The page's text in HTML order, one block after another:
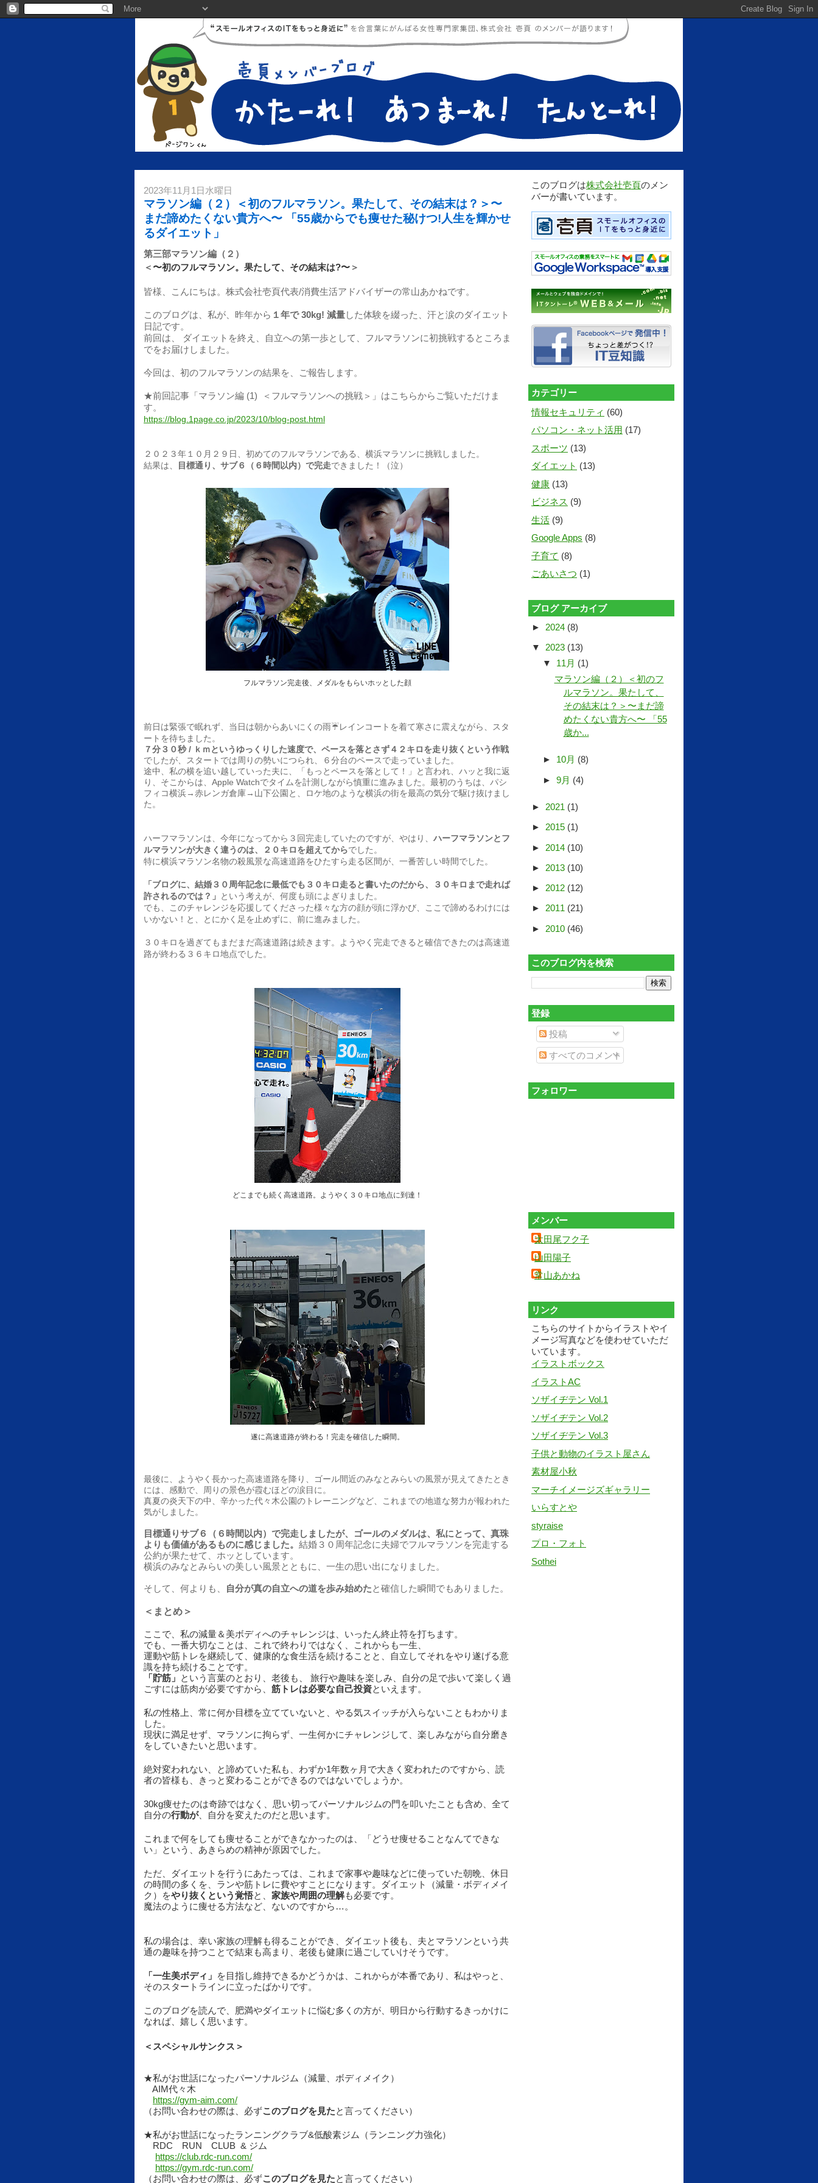
2023年11月1日水曜日
マラソン編（２）＜初のフルマラソン。果たして、その結末は？＞〜
まだ諦めたくない貴方へ〜 「55歳からでも痩せた秘けつ!人生を輝かせ
るダイエット」
第三部マラソン編（２）
＜ 〜初のフルマラソン。果たして、その結末は?〜＞
皆様、こんにちは。株式会社壱頁代表/消費生活アドバイザーの常山あかねです。
このブログは、私が、昨年から １年で 30kg! 減量した体験を綴った、汗と涙のダイエット
日記です。
前回は、 ダイエットを終え、自立への第一歩として、フルマラソンに初挑戦する ところま
でをお届けしました。
今回は、初のフルマラソンの結果を、ご報告します。
★前回記事「マラソン編 (1) ＜フルマラソンへの挑戦＞ 」 はこちらからご覧いただけま
す。
https://blog.1page.co.jp/2023/10/blog-post.html
２０２３年１０月２９日、初めてのフルマラソンである、横浜マラソンに挑戦しました。
結果は、
目標通り、サブ６（６時間以内）で完走できました！（泣）
フルマラソン完走後、メダルをもらいホッとした顔
前日は緊張で眠れず、当日は朝からあいにくの雨☔️レインコートを着て寒さに震えながら、スタ
ートを待ちました。
７分３０秒 / ｋｍというゆっくりした速度で、ペースを落とさず４２キロを走り抜くという作戦
でしたが、スタートでは周りの勢いにつられ、６分台のペースで走っていました。
途中、私の横を追い越していった夫に、「もっとペースを落として！」と言われ、ハッと我に返
り、そこからは、Apple Watchでタイムを計測しながら慎重に進みました。最初のうちは、パシ
フィコ横浜→赤レンガ倉庫→山下公園と、ロケ地のような横浜の街を最高の気分で駆け抜けまし
た。
ハーフマラソンは、今年になってから３回完走していたのですが、やはり、 ハーフマラソンとフ
ルマラソンが大きく違うのは、
２０キロを超えてからでした。
特に横浜マラソン名物の殺風景な高速道路をひたすら走る区間が、一番苦しい時間でした。
「ブログに、結婚３０周年記念に最低でも３０キロ走ると書いたのだから、３０キロまで走れば
許されるのでは？」 という考えが、何度も頭によぎりました。
でも、このチャレンジを応援してくださった様々な方の顔が頭に浮かび、ここで諦めるわけには
いかない！と、とにかく足を止めずに、前に進みました。
３０キロを過ぎてもまだまだ高速道路は続きます。ようやく完走できると確信できたのは高速道
路が終わる３６キロ地点でした。
どこまでも続く高速道路。ようやく３０キロ地点に到達！
遂に高速道路が終わる！完走を確信した瞬間。
最後に、ようやく長かった高速道路を降り、ゴール間近のみなとみらいの風景が見えてきたとき
には、感動で、周りの景色が霞むほどの涙目に。
真夏の炎天下の中、辛かった代々木公園のトレーニングなど、これまでの地道な努力が報われた
気がしました。
目標通りサブ６（６時間以内）で完走しましたが、ゴールのメダルは、私にとって、真珠
よりも価値があるものに感じました。 結婚３０周年記念に夫婦でフルマラソンを完走する
公約が果たせて、ホッとしています。
横浜のみなとみらいの美しい風景とともに、一生の思い出になりました。
そして、何よりも、 自分が真の自立への道を歩み始めたと確信した瞬間でもありました。
＜まとめ＞
ここで、私の減量＆美ボディへのチャレンジは、いったん終止符を打ちます。
でも、一番大切なことは、これで終わりではなく、これからも一生、
運動や筋トレを継続して、健康的な食生活を続けることと、自立してそれをやり遂げる意
識を持ち続けることです。
「貯筋」
という言葉のとおり、老後も、 旅行や趣味を楽しみ、自分の足で歩いて楽しく過
ごすには筋肉が必要ですから、 筋トレは必要な自己投資といえます。
私の性格上、常に何か目標を立てていないと、 やる気スイッチが入らないこともわかりま
した。
現状に満足せず、マラソンに拘らず、一生何かにチャレンジして、楽しみながら自分磨き
をしていきたいと思います。
絶対変われない、と諦めていた私も、わずか1年数ヶ月で大きく変われたのですから、読
者の皆様も、きっと変わることができるのではないでしょうか。
30kg痩せたのは奇跡ではなく、思い切ってパーソナルジムの門を叩いたことも含め、全て
自分の行動が、自分を変えたのだと思います。
これまで何をしても痩せることができなかったのは、「どうせ痩せることなんてできな
い」という、あきらめの精神が原因でした。
ただ、ダイエットを行うにあたっては、これまで家事や趣味などに使っていた朝晩、休日
の時間の多くを、ランや筋トレに費やすことになります。ダイエット（減量・ボディメイ
ク）をやり抜くという覚悟と、 家族や周囲の理解も必要です。
魔法のように痩せる方法など、ないのですから…。
私の場合は、幸い家族の理解も得ることができ、ダイエット後も、夫とマラソンという共
通の趣味を持つことで結束も高まり、老後も健康に過ごしていけそうです。
「一生美ボディ」
を目指し維持できるかどうかは、これからが本番であり、私はやっと、
そのスタートラインに立ったばかりです。
このブログを読んで、肥満やダイエットに悩む多くの方が、明日から行動するきっかけに
なれば、嬉しく思います。
＜スペシャルサンクス＞
★私がお世話になったパーソナルジム（減量、ボディメイク）
AIM代々木
https://gym-aim.com/
（お問い合わせの際は、必ずこのブログを見たと言ってください）
★私がお世話になったランニングクラブ&低酸素ジム（ランニング力強化）
RDC　RUN　CLUB  & ジム
https://club.rdc-run.com/
https://gym.rdc-run.com/
（お問い合わせの際は、必ずこのブログを見たと言ってください）
このブログは株式会社壱頁のメン
バーが書いています。
カテゴリー
情報セキュリティ (60)
パソコン・ネット活用 (17)
スポーツ (13)
ダイエット (13)
健康 (13)
ビジネス (9)
生活 (9)
Google Apps (8)
子育て (8)
ごあいさつ (1)
ブログ アーカイブ
► 2024 (8)
▼ 2023 (13)
▼ 11月 (1)
マラソン編（２）＜初のフ
ルマラソン。果たして、
その結末は？＞〜まだ諦
めたくない貴方へ〜 「55
歳か...
► 10月 (8)
► 9月 (4)
► 2021 (1)
► 2015 (1)
► 2014 (10)
► 2013 (10)
► 2012 (12)
► 2011 (21)
► 2010 (46)
このブログ内を検索
登録
投稿
すべてのコメント
フォロワー
メンバー
太田尾フク子
山田陽子
常山あかね
リンク
こちらのサイトからイラストやイ
メージ写真などを使わせていただ
いています。
イラストボックス
イラストAC
ソザイヂテン Vol.1
ソザイヂテン Vol.2
ソザイヂテン Vol.3
子供と動物のイラスト屋さん
素材屋小秋
マーチイメージズギャラリー
いらすとや
styraise
プロ・フォト
Sothei